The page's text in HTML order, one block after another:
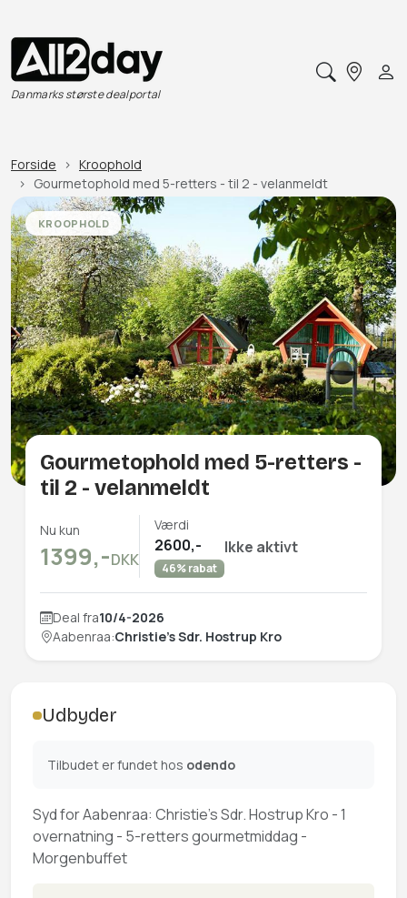
Danmarks største dealportal
Forside
Kroophold
Gourmetophold med 5-retters - til 2 - velanmeldt
KROOPHOLD
Gourmetophold med 5-retters -
til 2 - velanmeldt
Nu kun
1399,-DKK
Værdi
2600,-
46% rabat
Ikke aktivt
Deal fra10/4-2026
Aabenraa:Christie's Sdr. Hostrup Kro
Udbyder
Tilbudet er fundet hos odendo
Syd for Aabenraa: Christie's Sdr. Hostrup Kro - 1
overnatning - 5-retters gourmetmiddag -
Morgenbuffet